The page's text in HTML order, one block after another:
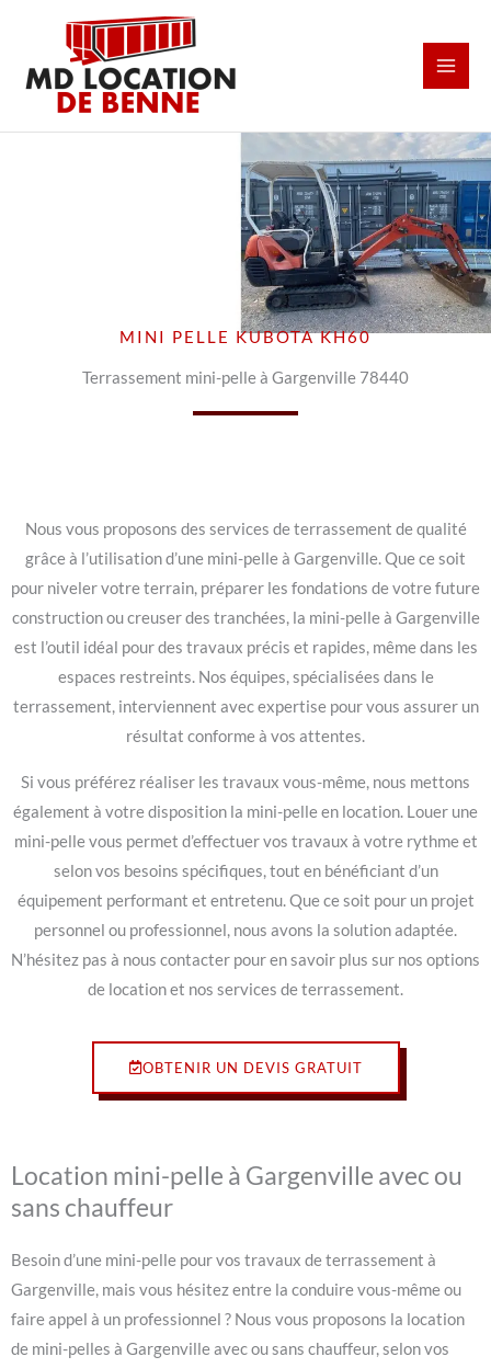
contenu
MINI PELLE KUBOTA KH60
Terrassement mini-pelle à Gargenville 78440
Nous vous proposons des services de terrassement de qualité
grâce à l’utilisation d’une mini-pelle à Gargenville. Que ce soit
pour niveler votre terrain, préparer les fondations de votre future
construction ou creuser des tranchées, la mini-pelle à Gargenville
est l’outil idéal pour des travaux précis et rapides, même dans les
espaces restreints. Nos équipes, spécialisées dans le
terrassement, interviennent avec expertise pour vous assurer un
résultat conforme à vos attentes.
Si vous préférez réaliser les travaux vous-même, nous mettons
également à votre disposition la mini-pelle en location. Louer une
mini-pelle vous permet d’effectuer vos travaux à votre rythme et
selon vos besoins spécifiques, tout en bénéficiant d’un
équipement performant et entretenu. Que ce soit pour un projet
personnel ou professionnel, nous avons la solution adaptée.
N’hésitez pas à nous contacter pour en savoir plus sur nos options
de location et nos services de terrassement.
OBTENIR UN DEVIS GRATUIT
Location mini-pelle à Gargenville avec ou
sans chauffeur
Besoin d’une mini-pelle pour vos travaux de terrassement à
Gargenville, mais vous hésitez entre la conduire vous-même ou
faire appel à un professionnel ? Nous vous proposons la location
de mini-pelles à Gargenville avec ou sans chauffeur, selon vos